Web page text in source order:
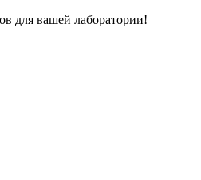
для вашей лаборатории!